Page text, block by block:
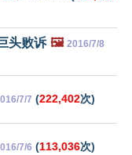
头败诉 🖼️ 2016/7/8
7/7 (222,402次)
7/6 (113,036次)